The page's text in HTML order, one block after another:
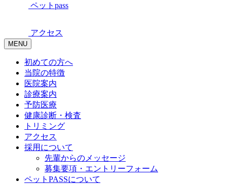
ペットpass
アクセス
MENU
初めての方へ
当院の特徴
医院案内
診療案内
予防医療
健康診断・検査
トリミング
アクセス
採用について
先輩からのメッセージ
募集要項・エントリーフォーム
ペットPASSについて